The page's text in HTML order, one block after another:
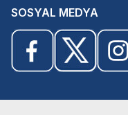
SOSYAL MEDYA